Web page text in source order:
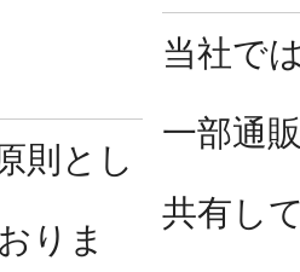
則とし
りま
当社で
一部通
共有し